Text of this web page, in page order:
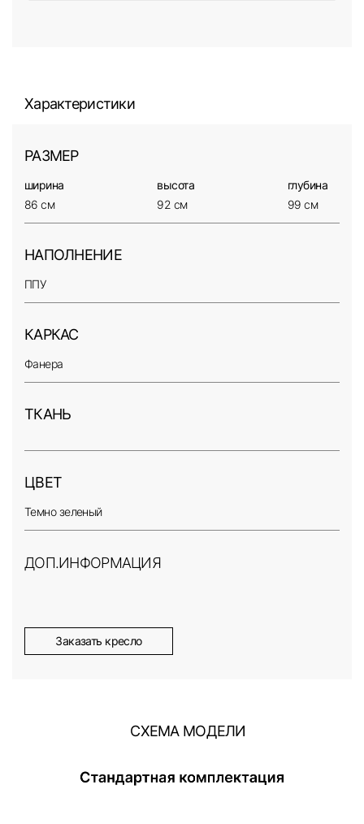
Характеристики
РАЗМЕР
ширина
86 см
высота
92 см
глубина
99 см
НАПОЛНЕНИЕ
ППУ
КАРКАС
Фанера
ТКАНЬ
ЦВЕТ
Темно зеленый
ДОП.ИНФОРМАЦИЯ
Заказать кресло
СХЕМА МОДЕЛИ